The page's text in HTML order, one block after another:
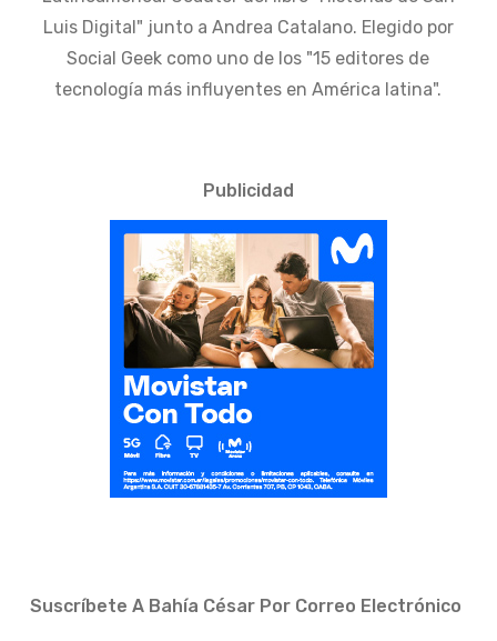
Luis Digital" junto a Andrea Catalano. Elegido por
Social Geek como uno de los "15 editores de
tecnología más influyentes en América latina".
Publicidad
Suscríbete A Bahía César Por Correo Electrónico